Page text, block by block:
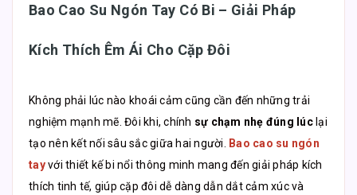
Bao Cao Su Ngón Tay Có Bi – Giải Pháp
Kích Thích Êm Ái Cho Cặp Đôi
Không phải lúc nào khoái cảm cũng cần đến những trải
nghiệm mạnh mẽ. Đôi khi, chính sự chạm nhẹ đúng lúclại
tạo nên kết nối sâu sắc giữa hai người.
Bao cao su ngón
tayvới thiết kế bi nổi thông minh mang đến giải pháp kích
thích tinh tế, giúp cặp đôi dễ dàng dẫn dắt cảm xúc và